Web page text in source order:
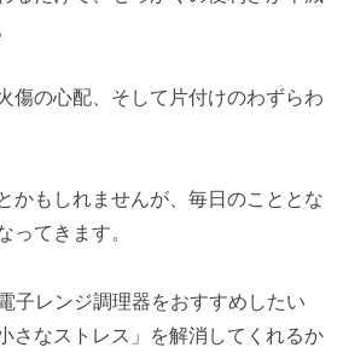
傷の心配、そして片付けのわずらわ
かもしれませんが、毎日のこととな
ってきます。
子レンジ調理器をおすすめしたい
さなストレス」を解消してくれるか